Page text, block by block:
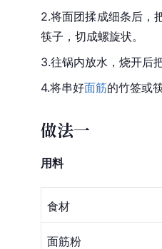
2.将面团揉成细条后，
筷子，切成螺旋状。
3.往锅内放水，烧开后
4.将串好面筋的竹签或
做法一
用料
食材
面筋粉